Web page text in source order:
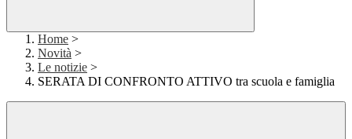
Home >
Novità >
Le notizie >
SERATA DI CONFRONTO ATTIVO tra scuola e famiglia